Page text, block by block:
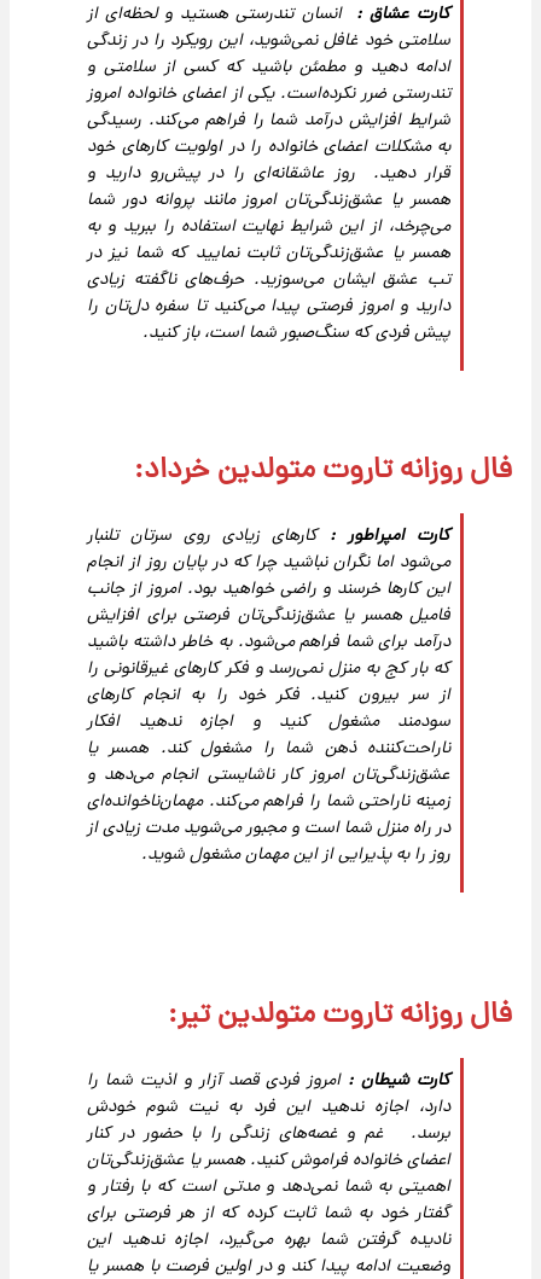
کارت عشاق : انسان تندرستی هستید و لحظه‌ای از
سلامتی خود غافل نمی‌شوید، این رویکرد را در زندگی
ادامه دهید و مطمئن باشید که کسی از سلامتی و
تندرستی ضرر نکرده‌است. یکی از اعضای خانواده امروز
شرایط افزایش درآمد شما را فراهم می‌کند. رسیدگی
به مشکلات اعضای خانواده را در اولویت کارهای خود
قرار دهید. روز عاشقانه‌ای را در پیش‌رو دارید و
همسر یا عشق‌زندگی‌تان امروز مانند پروانه دور شما
می‌چرخد، از این شرایط نهایت استفاده را ببرید و به
همسر یا عشق‌زندگی‌تان ثابت نمایید که شما نیز در
تب عشق ایشان می‌سوزید. حرف‌های ناگفته زیادی
دارید و امروز فرصتی پیدا می‌کنید تا سفره دل‌تان را
پیش فردی که سنگ‌صبور شما است، باز کنید.
فال روزانه تاروت متولدین خرداد:
کارت امپراطور : کارهای زیادی روی سرتان تلنبار
می‌شود اما نگران نباشید چرا که در پایان روز از انجام
این کارها خرسند و راضی خواهید بود. امروز از جانب
فامیل همسر یا عشق‌زندگی‌تان فرصتی برای افزایش
درآمد برای شما فراهم می‌شود. به خاطر داشته باشید
که بار کج به منزل نمی‌رسد و فکر کارهای غیرقانونی را
از سر بیرون کنید. فکر خود را به انجام کارهای
سودمند مشغول کنید و اجازه ندهید افکار
ناراحت‌کننده ذهن شما را مشغول کند. همسر یا
عشق‌زندگی‌تان امروز کار ناشایستی انجام می‌دهد و
زمینه ناراحتی شما را فراهم می‌کند. مهمان‌ناخوانده‌ای
در راه منزل شما است و مجبور می‌شوید مدت زیادی از
روز را به پذیرایی از این مهمان مشغول شوید.
فال روزانه تاروت متولدین تیر:
کارت شیطان : امروز فردی قصد آزار و اذیت شما را
دارد، اجازه ندهید این فرد به نیت شوم خودش
برسد. غم و غصه‌های زندگی را با حضور در کنار
اعضای خانواده فراموش کنید. همسر یا عشق‌زندگی‌تان
اهمیتی به شما نمی‌دهد و مدتی است که با رفتار و
گفتار خود به شما ثابت کرده که از هر فرصتی برای
نادیده‌ گرفتن شما بهره می‌گیرد، اجازه ندهید این
وضعیت ادامه پیدا کند و در اولین فرصت با همسر یا